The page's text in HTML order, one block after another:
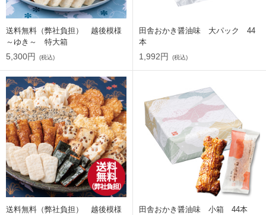
送料無料（弊社負担） 越後模様
～ゆき～ 特大箱
5,300円 (税込)
田舎おかき醤油味 大パック 44
本
1,992円 (税込)
送料無料（弊社負担） 越後模様
田舎おかき醤油味 小箱 44本